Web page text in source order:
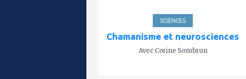
SCIENCES
Chamanisme et neurosciences
Avec Corine Sombrun